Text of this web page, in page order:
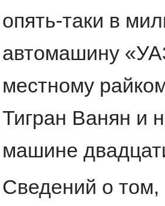
опять-таки в
автомашину
местному
Тигран Ванян и
машине
Сведений о том,